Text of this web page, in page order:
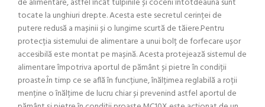
tocate la unghiuri drepte. Acesta este secretul cerinței de
putere redusă a mașinii și o lungime scurtă de tăiere.Pentru
protecția sistemului de alimentare a unui bolț de forfecare ușor
accesibilă este montat pe mașină. Acesta protejează sistemul de
alimentare împotriva aportul de pământ și pietre în condiții
proaste.În timp ce se află în funcțiune, înălțimea reglabilă a roții
menține o înălțime de lucru chiar și prevenind astfel aportul de